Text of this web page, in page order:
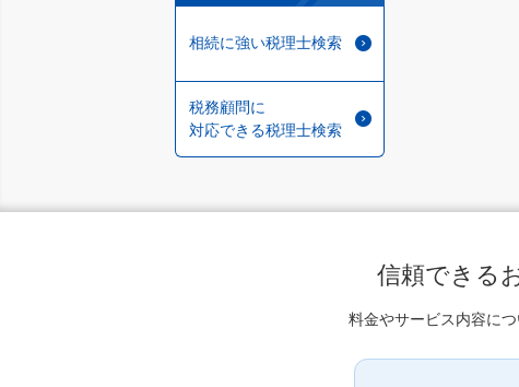
相続に強い税理士検索
税務顧問に
対応できる税理士検索
信頼できる
料金やサービス内容に